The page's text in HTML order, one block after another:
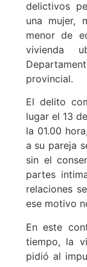
delictivos
una mujer,
menor de
vivienda
provincial.
El delito
lugar el 13
la 01.00
a su pareja
sin el
partes
relaciones
ese motivo
En este
tiempo, la
pidió al